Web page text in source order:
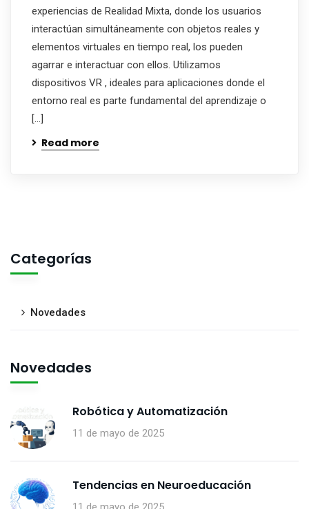
experiencias de Realidad Mixta, donde los usuarios
interactúan simultáneamente con objetos reales y
elementos virtuales en tiempo real, los pueden
agarrar e interactuar con ellos. Utilizamos
dispositivos VR , ideales para aplicaciones donde el
entorno real es parte fundamental del aprendizaje o
[…]
Read more
Categorías
Novedades
Novedades
Robótica y Automatización
11 de mayo de 2025
Tendencias en Neuroeducación